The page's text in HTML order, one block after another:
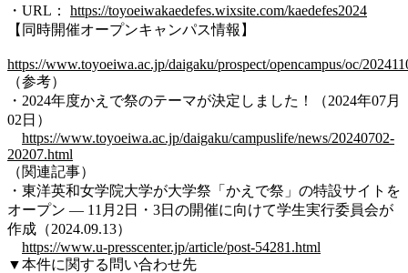
・URL： https://toyoeiwakaedefes.wixsite.com/kaedefes2024
【同時開催オープンキャンパス情報】
https://www.toyoeiwa.ac.jp/daigaku/prospect/opencampus/oc/
（参考）
・2024年度かえで祭のテーマが決定しました！（2024年07月
02日）
https://www.toyoeiwa.ac.jp/daigaku/campuslife/news/20240702-
20207.html
（関連記事）
・東洋英和女学院大学が大学祭「かえで祭」の特設サイトを
オープン ― 11月2日・3日の開催に向けて学生実行委員会が
作成（2024.09.13）
https://www.u-presscenter.jp/article/post-54281.html
▼本件に関する問い合わせ先